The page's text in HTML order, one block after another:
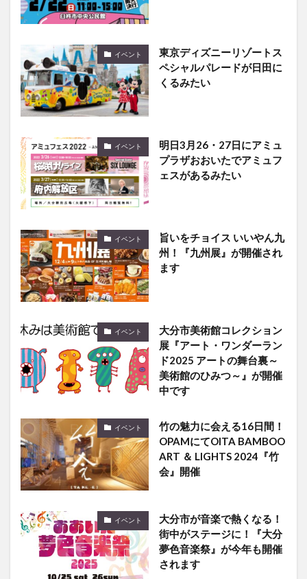
イベント
東京ディズニーリゾートス
ペシャルパレードが日田に
くるみたい
イベント
明日3月26・27日にアミュ
プラザおおいたでアミュフ
ェスがあるみたい
イベント
旨いをチョイス いいやん九
州！『九州展』が開催され
ます
イベント
大分市美術館コレクション
展『アート・ワンダーラン
ド2025 アートの舞台裏～
美術館のひみつ～』が開催
中です
イベント
竹の魅力に会える16日間！
OPAMにてOITA BAMBOO
ART ＆ LIGHTS 2024『竹
会』開催
イベント
大分市が音楽で熱くなる！
街中がステージに！『大分
夢色音楽祭』が今年も開催
されます